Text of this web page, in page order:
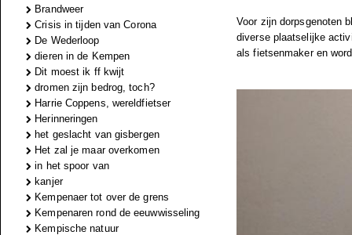
Brandweer
Crisis in tijden van Corona
De Wederloop
dieren in de Kempen
Dit moest ik ff kwijt
dromen zijn bedrog, toch?
Harrie Coppens, wereldfietser
Herinneringen
het geslacht van gisbergen
Het zal je maar overkomen
in het spoor van
kanjer
Kempenaer tot over de grens
Kempenaren rond de eeuwwisseling
Kempische natuur
Voor zijn dorpsgenoten
diverse plaatselijke
als fietsenmaker en